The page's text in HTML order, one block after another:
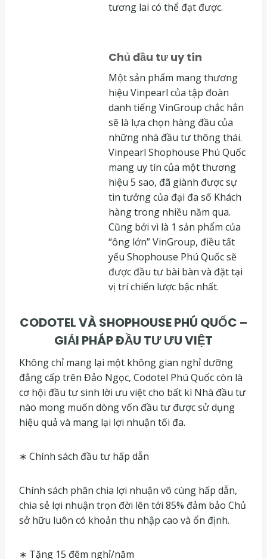
tương lai có thể đạt được.
Chủ đầu tư uy tín
Một sản phẩm mang thương
hiệu Vinpearl của tập đoàn
danh tiếng VinGroup chắc hẳn
sẽ là lựa chọn hàng đầu của
những nhà đầu tư thông thái.
Vinpearl Shophouse Phú Quốc
mang uy tín của một thương
hiệu 5 sao, đã giành được sự
tin tưởng của đại đa số Khách
hàng trong nhiều năm qua.
Cũng bởi vì là 1 sản phẩm của
“ông lớn” VinGroup, điều tất
yếu Shophouse Phú Quốc sẽ
được đầu tư bài bàn và đặt tại
vị trí chiến lược bậc nhất.
CODOTEL VÀ SHOPHOUSE PHÚ QUỐC –
GIẢI PHÁP ĐẦU TƯ ƯU VIỆT
Không chỉ mang lại một không gian nghỉ dưỡng
đẳng cấp trên Đảo Ngọc, Codotel Phú Quốc còn là
cơ hội đầu tư sinh lời ưu việt cho bất kì Nhà đầu tư
nào mong muốn dòng vốn đầu tư được sử dụng
hiệu quả và mang lại lợi nhuận tối đa.
∗ Chính sách đầu tư hấp dẫn
Chính sách phân chia lợi nhuận vô cùng hấp dẫn,
chia sẻ lợi nhuận trọn đời lên tới 85% đảm bảo Chủ
sở hữu luôn có khoản thu nhập cao và ổn định.
∗ Tặng 15 đêm nghỉ/năm